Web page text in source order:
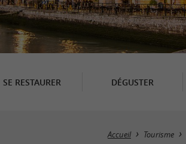
SE RESTAURER DÉGUSTER
Accueil Tourisme